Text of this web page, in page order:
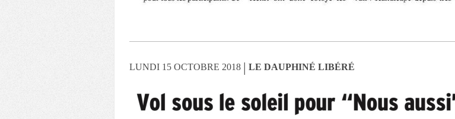
LUNDI 15 OCTOBRE 2018 | LE DAUPHINÉ LIBÉRÉ